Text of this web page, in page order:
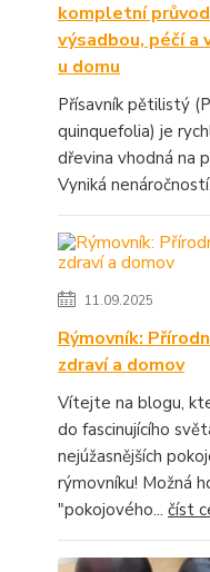
kompletní
výsadbou, péčí a
u domu
Přísavník pětilistý
quinquefolia) je
dřevina vhodná na
Vyniká
11.09.2025
Rýmovník:
zdraví a domov
Vítejte na blogu,
do fascinujícího
nejúžasnějších
rýmovníku! Možná
"pokojového... číst